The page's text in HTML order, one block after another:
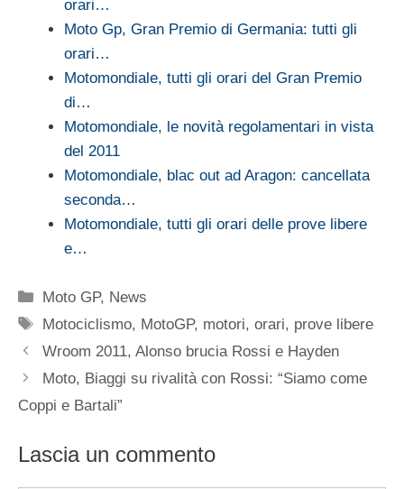
orari…
Moto Gp, Gran Premio di Germania: tutti gli
orari…
Motomondiale, tutti gli orari del Gran Premio
di…
Motomondiale, le novità regolamentari in vista
del 2011
Motomondiale, blac out ad Aragon: cancellata
seconda…
Motomondiale, tutti gli orari delle prove libere
e…
Categorie
Moto GP, News
Tag
Motociclismo, MotoGP, motori,orari, prove libere
Wroom 2011, Alonso brucia Rossi e Hayden
Moto, Biaggi su rivalità con Rossi: “Siamo come
Coppi e Bartali”
Lascia un commento